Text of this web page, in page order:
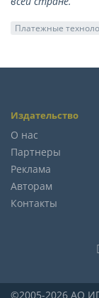
Платежные
Издательство
О нас
Партнеры
Реклама
Авторам
Контакты
©2005-2026 АО